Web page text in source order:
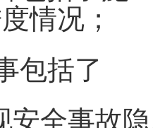
情况；
包括了
全事故隐